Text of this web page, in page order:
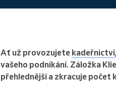
Ať už provozujete kadeřnictví
vašeho podnikání. Záložka
přehlednější a zkracuje počet